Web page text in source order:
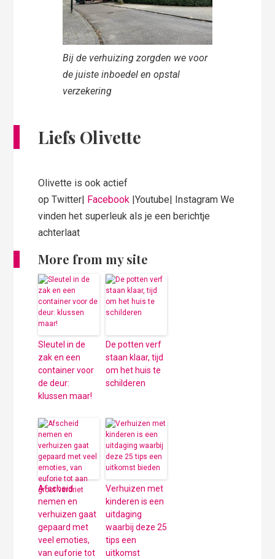
Bij de verhuizing zorgden we voor
de juiste inboedel en opstal
verzekering
Liefs Olivette
Olivette is ook actief
op Twitter| Facebook |Youtube| Instagram We
vinden het superleuk als je een berichtje
achterlaat
More from my site
Sleutel in de
zak en een
container voor
de deur:
klussen maar!
De potten verf
staan klaar, tijd
om het huis te
schilderen
Afscheid
nemen en
verhuizen gaat
gepaard met
veel emoties,
van euforie tot
Verhuizen met
kinderen is een
uitdaging
waarbij deze 25
tips een
uitkomst